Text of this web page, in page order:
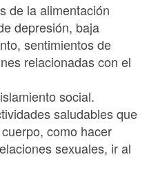
de la alimentación
depresión, baja
sentimientos de
relacionadas con el
social.
saludables que
como hacer
sexuales, ir al